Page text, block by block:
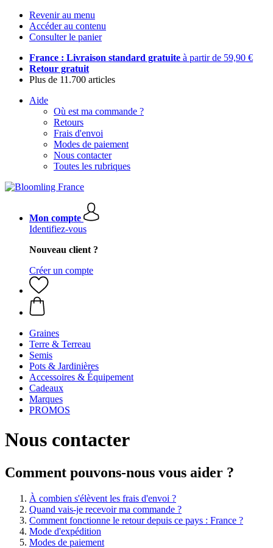
Revenir au menu
Accéder au contenu
Consulter le panier
France : Livraison standard gratuite à partir de 59,90 €
Retour gratuit
Plus de 11.700 articles
Aide
Où est ma commande ?
Retours
Frais d'envoi
Modes de paiement
Nous contacter
Toutes les rubriques
Mon compte
Identifiez-vous
Nouveau client ?
Créer un compte
Graines
Terre & Terreau
Semis
Pots & Jardinières
Accessoires & Équipement
Cadeaux
Marques
PROMOS
Nous contacter
Comment pouvons-nous vous aider ?
À combien s'élèvent les frais d'envoi ?
Quand vais-je recevoir ma commande ?
Comment fonctionne le retour depuis ce pays : France ?
Mode d'expédition
Modes de paiement